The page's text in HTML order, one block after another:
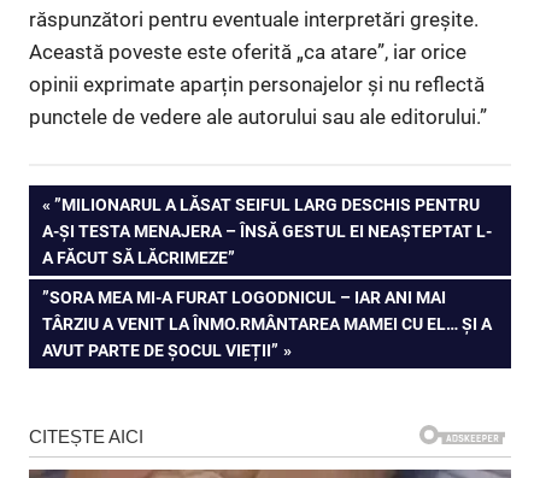
răspunzători pentru eventuale interpretări greșite.
Această poveste este oferită „ca atare”, iar orice
opinii exprimate aparțin personajelor și nu reflectă
punctele de vedere ale autorului sau ale editorului.”
Navigare
în
articole
PREVIOUS
POST:
”MILIONARUL A LĂSAT SEIFUL LARG DESCHIS PENTRU
A-ȘI TESTA MENAJERA – ÎNSĂ GESTUL EI NEAȘTEPTAT L-
A FĂCUT SĂ LĂCRIMEZE”
NEXT
POST:
”SORA MEA MI-A FURAT LOGODNICUL – IAR ANI MAI
TÂRZIU A VENIT LA ÎNMO.RMÂNTAREA MAMEI CU EL… ȘI A
AVUT PARTE DE ȘOCUL VIEȚII”